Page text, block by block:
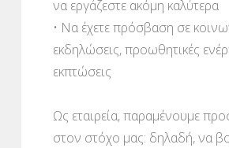
να εργάζεστε ακόμη καλύτερα
• Να έχετε πρόσβαση σε
εκδηλώσεις, προωθητικές
εκπτώσεις
Ως εταιρεία, παραμένουμε
στον στόχο μας: δηλαδή, να